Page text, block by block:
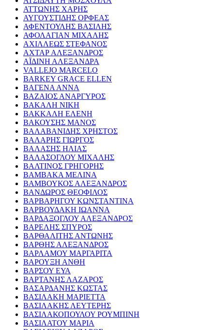
ΑΤΤΩΝΗΣ ΧΑΡΗΣ
ΑΥΓΟΥΣΤΙΔΗΣ ΟΡΦΕΑΣ
ΑΦΕΝΤΟΥΛΗΣ ΒΑΣΙΛΗΣ
ΑΦΟΛΑΓΙΑΝ ΜΙΧΑΛΗΣ
ΑΧΙΛΛΕΩΣ ΣΤΕΦΑΝΟΣ
ΑΧΤΑΡ ΑΛΕΞΑΝΔΡΟΣ
ΑΪΔΙΝΗ ΑΛΕΞΑΝΔΡΑ
VALLEJO MARCELO
BARKEY GRACE ELLEN
ΒΑΓΕΝΑ ΑΝΝΑ
ΒΑΖΑΙΟΣ ΑΝΑΡΓΥΡΟΣ
ΒΑΚΑΛΗ ΝΙΚΗ
ΒΑΚΚΑΛΗ ΕΛΕΝΗ
ΒΑΚΟΥΣΗΣ ΜΑΝΟΣ
ΒΑΛΑΒΑΝΙΔΗΣ ΧΡΗΣΤΟΣ
ΒΑΛΑΡΗΣ ΓΙΩΡΓΟΣ
ΒΑΛΑΣΗΣ ΗΛΙΑΣ
ΒΑΛΑΣΟΓΛΟΥ ΜΙΧΑΛΗΣ
ΒΑΛΤΙΝΟΣ ΓΡΗΓΟΡΗΣ
ΒΑΜΒΑΚΑ ΜΕΛΙΝΑ
ΒΑΜΒΟΥΚΟΣ ΑΛΕΞΑΝΔΡΟΣ
ΒΑΝΔΩΡΟΣ ΘΕΟΦΙΛΟΣ
ΒΑΡΒΑΡΗΓΟΥ ΚΩΝΣΤΑΝΤΙΝΑ
ΒΑΡΒΟΥΔΑΚΗ ΙΩΑΝΝΑ
ΒΑΡΔΑΞΟΓΛΟΥ ΑΛΕΞΑΝΔΡΟΣ
ΒΑΡΕΛΗΣ ΣΠΥΡΟΣ
ΒΑΡΘΑΛΙΤΗΣ ΑΝΤΩΝΗΣ
ΒΑΡΘΗΣ ΑΛΕΞΑΝΔΡΟΣ
ΒΑΡΛΑΜΟΥ ΜΑΡΓΑΡΙΤΑ
ΒΑΡΟΥΞΗ ΑΝΘΗ
ΒΑΡΣΟΥ ΕΥΑ
ΒΑΡΤΑΝΗΣ ΛΑΖΑΡΟΣ
ΒΑΣΑΡΔΑΝΗΣ ΚΩΣΤΑΣ
ΒΑΣΙΛΑΚΗ ΜΑΡΙΕΤΤΑ
ΒΑΣΙΛΑΚΗΣ ΛΕΥΤΕΡΗΣ
ΒΑΣΙΛΑΚΟΠΟΥΛΟΥ ΡΟΥΜΠΙΝΗ
ΒΑΣΙΛΑΤΟΥ ΜΑΡΙΑ